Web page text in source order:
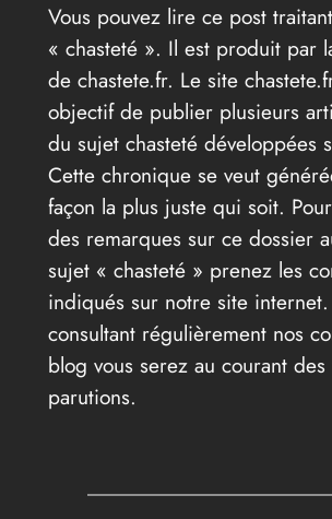
Vous pouvez lire ce post
« chasteté ». Il est produit par
de chastete.fr. Le site
objectif de publier plusieurs
du sujet chasteté développées
Cette chronique se veut
façon la plus juste qui soit.
des remarques sur ce dossier
sujet « chasteté » prenez les
indiqués sur notre site
consultant régulièrement nos
blog vous serez au courant
parutions.